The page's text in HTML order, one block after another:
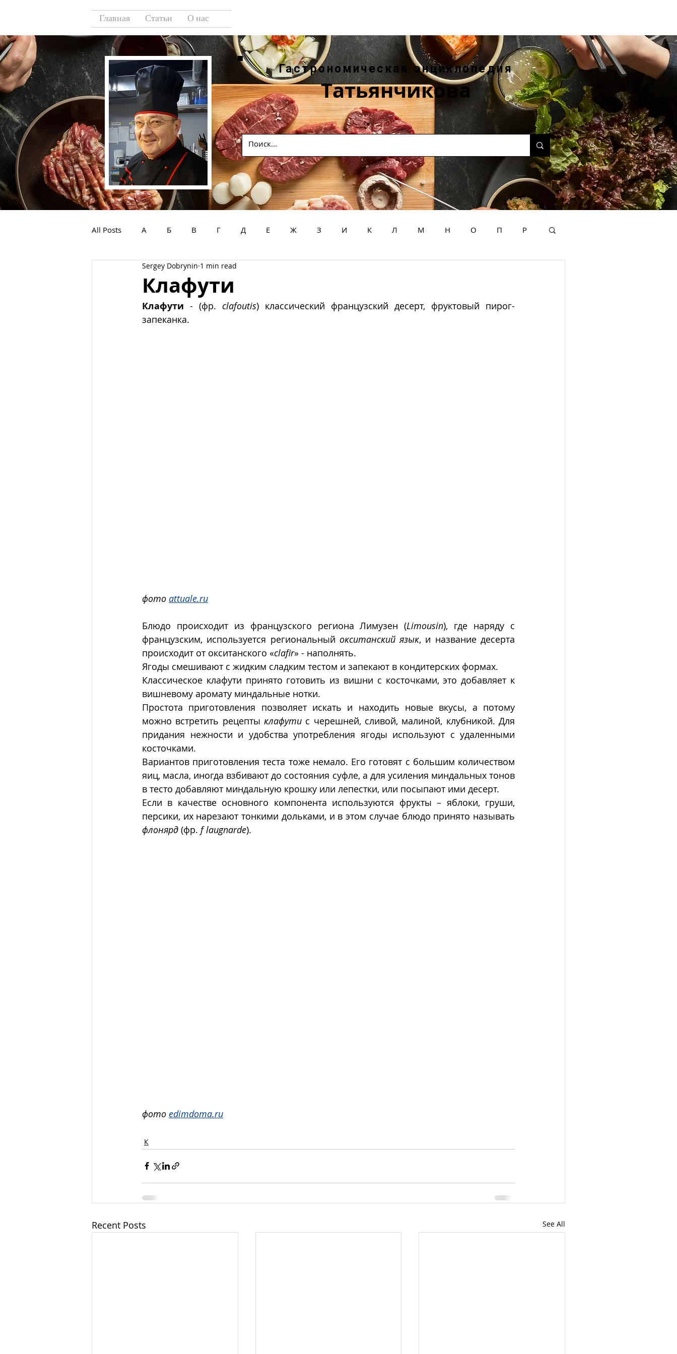
Главная Статьи О нас
Гастрономическая энциклопедия
Татьянчикова
All Posts А Б В Г Д Е Ж З И К Л М Н О П Р
У Ф Х
Клафути
Sergey Dobrynin 1 min read
Клафути - (фр. clafoutis) классический французский десерт, фруктовый пирог-
запеканка.
фото attuale.ru
Блюдо происходит из французского региона Лимузен (Limousin), где наряду с
французским, используется региональный окситанский язык, и название десерта
происходит от окситанского «clafir» - наполнять.
Ягоды смешивают с жидким сладким тестом и запекают в кондитерских формах.
Классическое клафути принято готовить из вишни с косточками, это добавляет к
вишневому аромату миндальные нотки.
Простота приготовления позволяет искать и находить новые вкусы, а потому
можно встретить рецепты клафути с черешней, сливой, малиной, клубникой. Для
придания нежности и удобства употребления ягоды используют с удаленными
косточками.
Вариантов приготовления теста тоже немало. Его готовят с большим количеством
яиц, масла, иногда взбивают до состояния суфле, а для усиления миндальных тонов
в тесто добавляют миндальную крошку или лепестки, или посыпают ими десерт.
Если в качестве основного компонента используются фрукты – яблоки, груши,
флонярд (фр. f laugnarde).
фото edimdoma.ru
К
Recent Posts See All